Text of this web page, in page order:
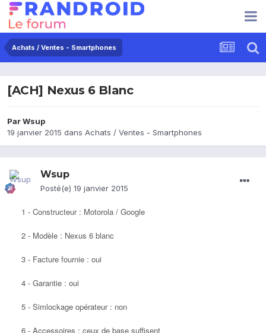
Achats / Ventes - Smartphones
[ACH] Nexus 6 Blanc
ParWsup
19 janvier 2015 dans Achats / Ventes - Smartphones
Wsup
Posté(e) 19 janvier 2015
1 - Constructeur : Motorola / Google
2 - Modèle : Nexus 6 blanc
3 - Facture fournie : oui
4 - Garantie : oui
5 - Simlockage opérateur : non
6 - Accessoires : ceux de base suffisent